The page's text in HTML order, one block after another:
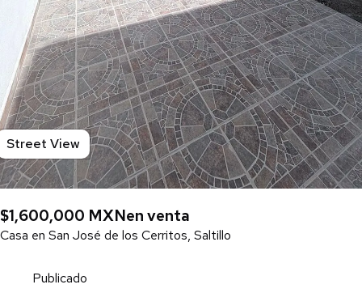
Street View
$1,600,000 MXNen venta
Casa en San José de los Cerritos, Saltillo
Publicado